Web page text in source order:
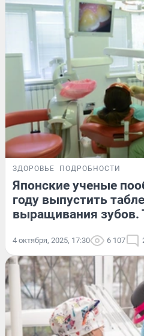
ЗДОРОВЬЕ ПОДРОБНОСТИ
Японские ученые
году выпустить
выращивания зубов.
4 октября, 2025, 17:30 6 107